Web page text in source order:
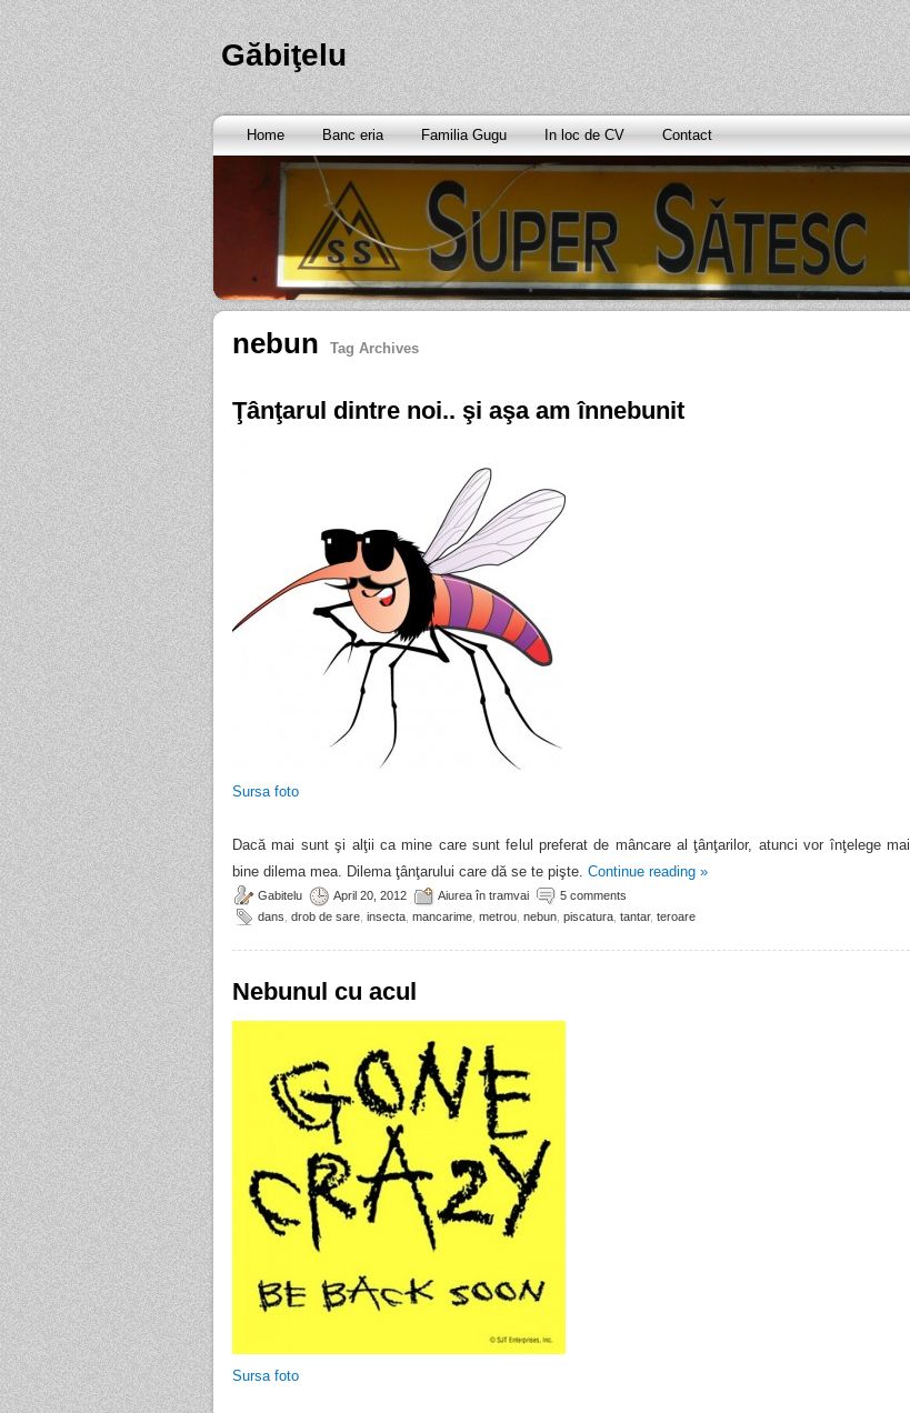
Găbiţelu
Home Banc eria Familia Gugu In loc de CV Contact
nebun Tag Archives
Ţânţarul dintre noi.. şi aşa am înnebunit
Sursa foto
Dacă mai sunt şi alţii ca mine care sunt felul preferat de mâncare al ţânţarilor, atunci vor înţelege mai
bine dilema mea. Dilema ţânţarului care dă se te pişte. Continue reading »
Gabitelu April 20, 2012 Aiurea în tramvai
5 comments
dans drob de sare insecta mancarime metrou nebun piscatura tantar, teroare
Nebunul cu acul
Sursa foto